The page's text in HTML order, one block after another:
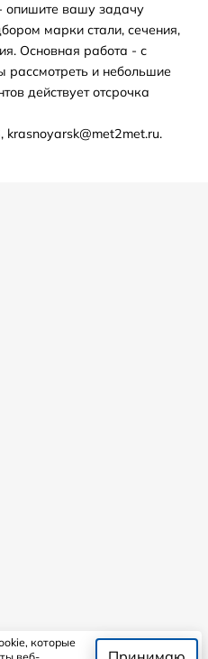
опишите вашу задачу
марки стали, сечения,
Основная работа - с
рассмотреть и небольшие
действует отсрочка
которые